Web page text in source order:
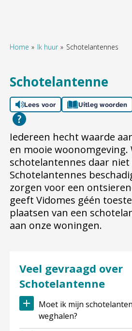
Naar hoofdinhoud
Naar hoofdnavigatiemenu
Naar zoeken
Home Ik huur Schotelantennes
Schotelantenne
Lees voor Uitleg woorden
Iedereen hecht waarde
en mooie woonomgeving.
schotelantennes daar niet
Schotelantennes
zorgen voor een
geeft Vidomes géén
plaatsen van een
aan onze woningen.
Veel gevraagd over
Schotelantenne
Moet ik mijn schotelantenne nu
weghalen?